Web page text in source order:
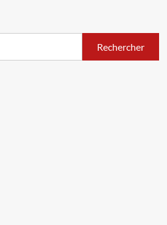
Rechercher